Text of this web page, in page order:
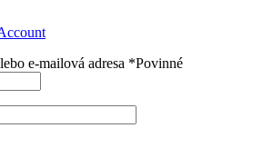
e-mailová adresa *Povinné